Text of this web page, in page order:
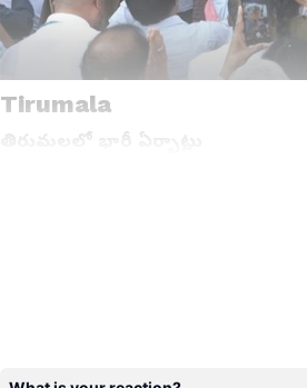
Tirumala
ఉచిత అన్న ప్రసాదం అందించినట్లు ఈఓ